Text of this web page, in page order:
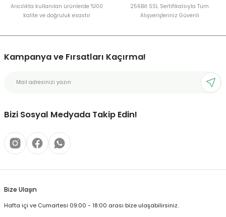
Arıcılıkta kullanılan ürünlerde %100
kalite ve doğruluk esastır
256Bit SSL Sertifikalsıyla Tüm
Alışverişleriniz Güvenli
Kampanya ve Fırsatları Kaçırma!
Bizi Sosyal Medyada Takip Edin!
Bize Ulaşın
Hafta içi ve Cumartesi 09:00 - 18:00 arası bize ulaşabilirsiniz.